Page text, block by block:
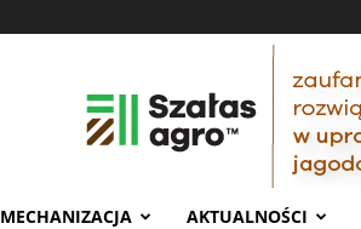
MECHANIZACJA AKTUALNOŚCI